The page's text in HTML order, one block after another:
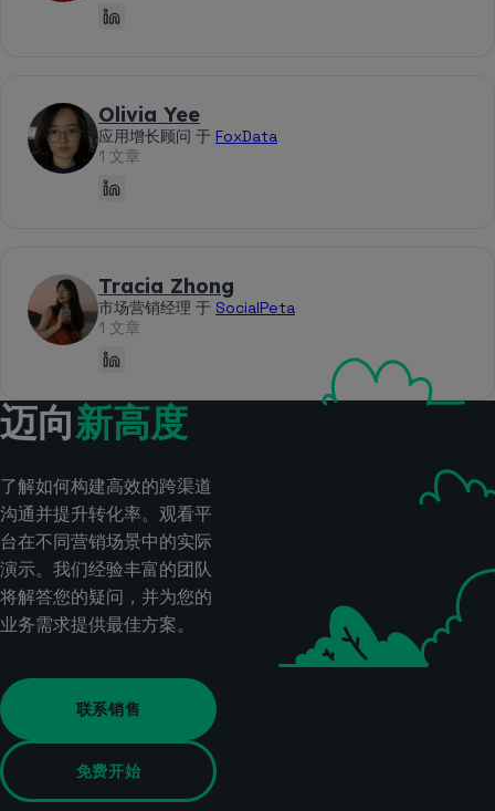
Olivia Yee
应用增长顾问 于 FoxData
1 文章
Tracia Zhong
市场营销经理 于 SocialPeta
1 文章
迈向新高度
了解如何构建高效的跨渠道
沟通并提升转化率。观看平
台在不同营销场景中的实际
演示。我们经验丰富的团队
将解答您的疑问，并为您的
业务需求提供最佳方案。
联系销售
免费开始